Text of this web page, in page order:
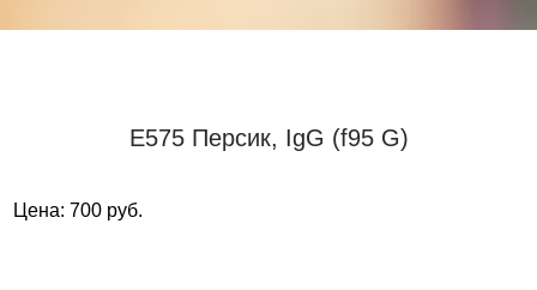
Е575 Персик, IgG (f95 G)
Цена: 700 руб.